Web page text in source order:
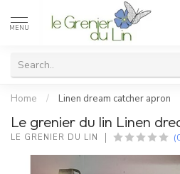
MENU
Home / Linen dream catcher apron
Le grenier du lin Linen
LE GRENIER DU LIN